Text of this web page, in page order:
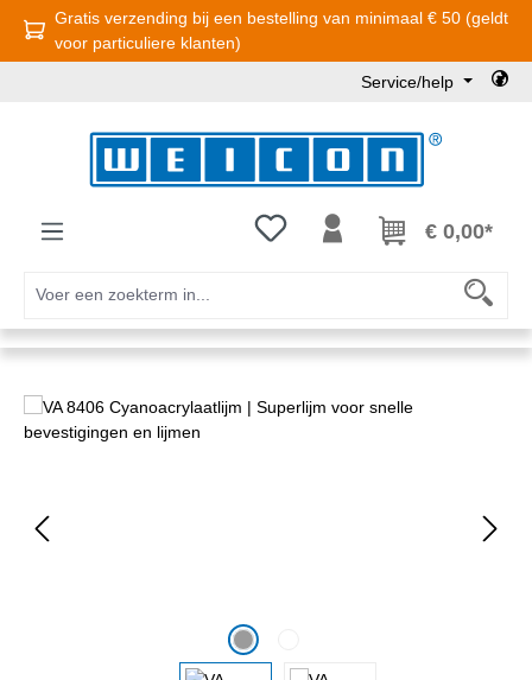
Ga naar de hoofdinhoud
Gratis verzending bij een bestelling van minimaal € 50 (geldt
voor particuliere klanten)
Service/help
Je hebt 0 items op je€ 0,00*
Afbeeldingengalerij overslaan